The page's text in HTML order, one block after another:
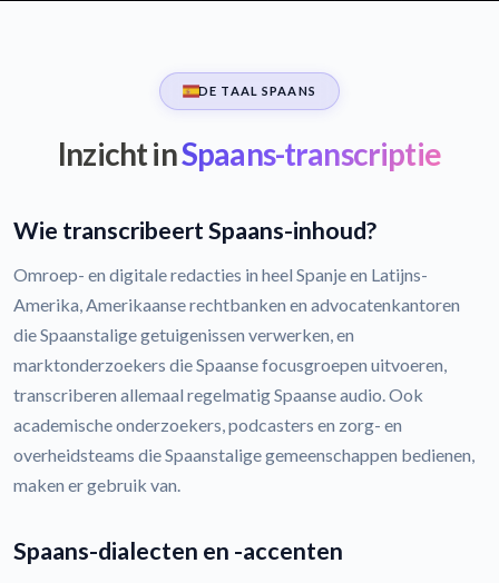
DE TAAL SPAANS
Inzicht inSpaans-transcriptie
Wie transcribeert Spaans-inhoud?
Omroep- en digitale redacties in heel Spanje en Latijns-
Amerika, Amerikaanse rechtbanken en advocatenkantoren
die Spaanstalige getuigenissen verwerken, en
marktonderzoekers die Spaanse focusgroepen uitvoeren,
transcriberen allemaal regelmatig Spaanse audio. Ook
academische onderzoekers, podcasters en zorg- en
overheidsteams die Spaanstalige gemeenschappen bedienen,
maken er gebruik van.
Spaans-dialecten en -accenten